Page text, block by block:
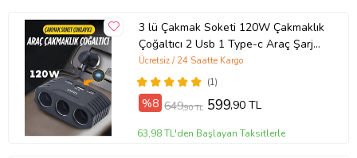
3 lü Çakmak Soketi 120W Çakmaklık
Çoğaltıcı 2 Usb 1 Type-c Araç Şarj
Cihazı Çakmak Çoklayıcı
(1)
Ücretsiz / 24 Saatte Kargo
%8 649,90 TL 599,90 TL
63,98 TL'den Başlayan Taksitlerle